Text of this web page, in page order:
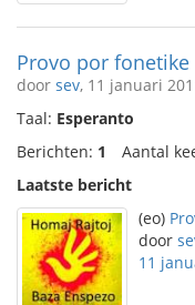
Provo por
door sev, 11 januari
Taal: Esperanto
Berichten: 1 Aantal
Laatste bericht
(eo)
door
11